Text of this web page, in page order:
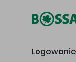
Logowanie